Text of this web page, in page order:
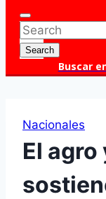
Enter
Keyword
Search
for:
Search
SearchBuscar
Nacionales
El